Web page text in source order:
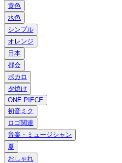
黄色
水色
シンプル
オレンジ
日本
都会
ボカロ
夕焼け
ONE PIECE
初音ミク
ロゴ関連
音楽・ミュージシャン
夏
おしゃれ